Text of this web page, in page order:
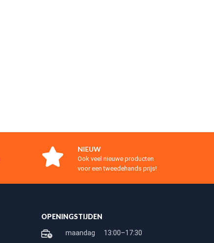
NIEUW
Ook veel nieuwe producten
voor een tweedehands prijs!
OPENINGSTIJDEN
maandag 13:00–17:30